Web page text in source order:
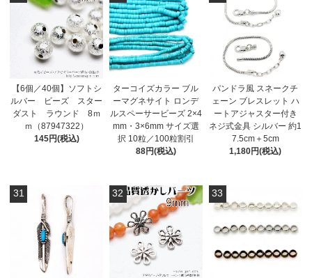
【6個／40個】ソフトシ
ルバー ビーズ スター
ダスト ラウンド 8ｍ
ｍ（87947322）
145円(税込)
ターコイズカラー ブル
ーマグネサイト ロンデ
ルスペーサービーズ 2×4
mm・3×6mm サイズ選
択 10粒／100粒割引
88円(税込)
パンドラ風 スネークチ
ェーン ブレスレット ハ
ートアジャスター付き
ネジ式金具 シルバー 約1
7.5cm＋5cm
1,180円(税込)
31 32 33